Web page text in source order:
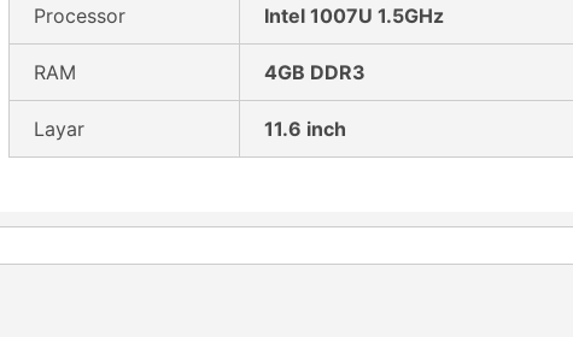
Processor Intel 1007U 1.5GHz
RAM 4GB DDR3
Layar 11.6 inch